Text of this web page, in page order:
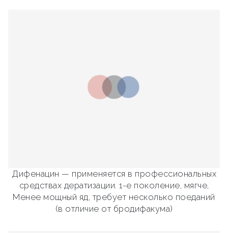
Дифенацин — применяется в профессиональных
средствах дератизации. 1-е поколение, мягче,
Менее мощный яд, требует несколько поеданий
(в отличие от бродифакума)